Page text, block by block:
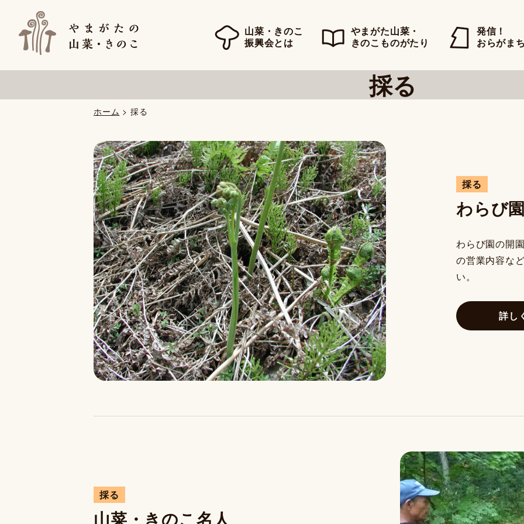
山菜・きのこ
振興会とは
やまがた山菜・
きのこものがたり
発信！
おらがま
採る
ホーム > 採る
採る
わらび
わらび園の開
の営業内容な
い。
詳し
採る
山菜・きのこ名人